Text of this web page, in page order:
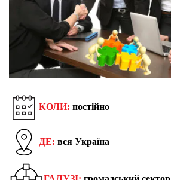
КОЛИ: постійно
ДЕ: вся Україна